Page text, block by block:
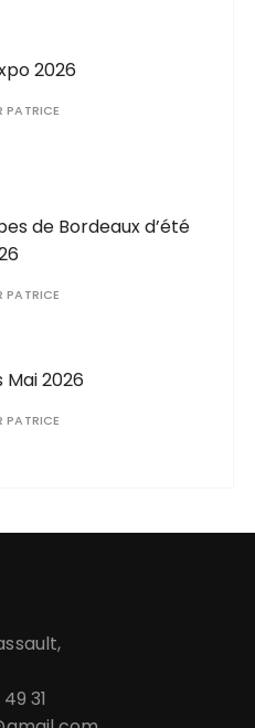
2026
PATRICE
de Bordeaux d’été
PATRICE
Mai 2026
PATRICE
31